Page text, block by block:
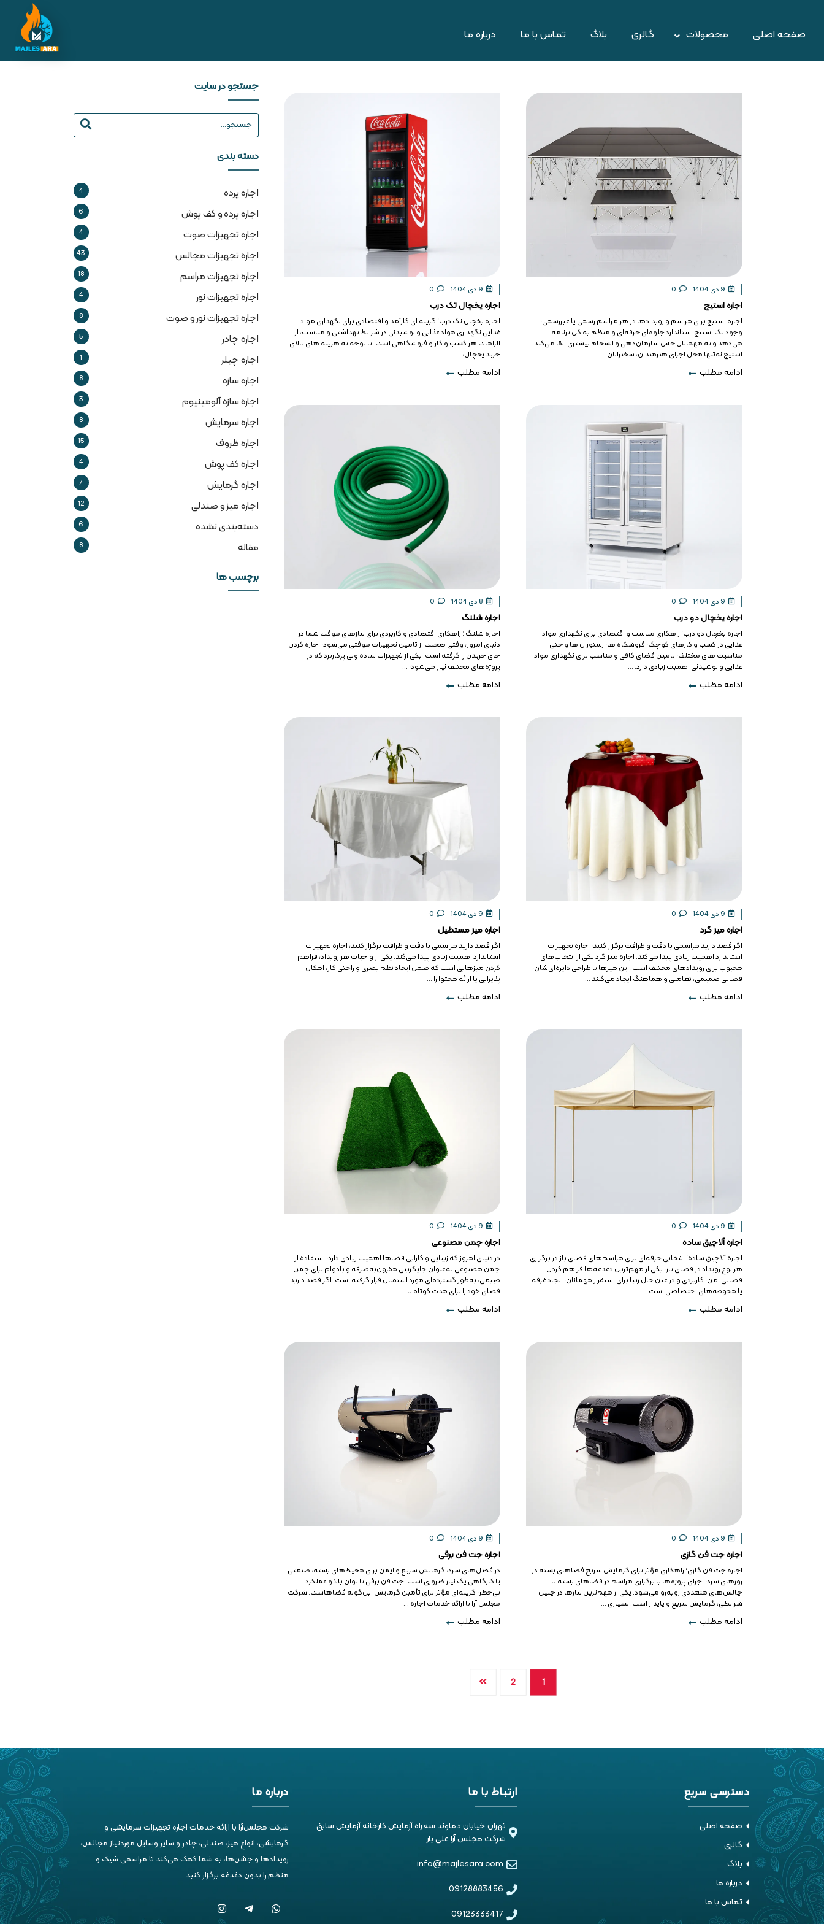
صفحه اصلی محصولات گالری بلاگ تماس با ما درباره ما
اجاره استیج
اجاره استیج برای مراسم و رویدادها در هر مراسم رسمی یا غیررسمی،
وجود یک استیج استاندارد جلوه‌ای حرفه‌ای و منظم به کل برنامه
می‌دهد و به مهمانان حس سازمان‌دهی و انسجام بیشتری القا می‌کند.
استیج نه‌تنها محل اجرای هنرمندان، سخنرانان ...
ادامه مطلب
اجاره یخچال تک درب
اجاره یخچال تک درب؛ گزینه ای کارآمد و اقتصادی برای نگهداری مواد
غذایی نگهداری مواد غذایی و نوشیدنی در شرایط بهداشتی و مناسب، از
الزامات هر کسب و کار و فروشگاهی است. با توجه به هزینه های بالای
خرید یخچال، ...
ادامه مطلب
اجاره یخچال دو درب
اجاره یخچال دو درب؛ راهکاری مناسب و اقتصادی برای نگهداری مواد
غذایی در کسب و کارهای کوچک، فروشگاه ها، رستوران ها و حتی
مناسبت های مختلف، تامین فضای کافی و مناسب برای نگهداری مواد
غذایی و نوشیدنی اهمیت زیادی دارد. ...
ادامه مطلب
اجاره شلنگ
اجاره شلنگ ؛ راهکاری اقتصادی و کاربردی برای نیازهای موقت شما در
دنیای امروز، وقتی صحبت از تامین تجهیزات موقتی می‌شود، اجاره کردن
جای خریدن را گرفته است. یکی از تجهیزات ساده ولی پرکاربرد که در
پروژه‌های مختلف نیاز می‌شود، ...
ادامه مطلب
اجاره میز گرد
اگر قصد دارید مراسمی با دقت و ظرافت برگزار کنید، اجاره تجهیزات
استاندارد اهمیت زیادی پیدا می‌کند. اجاره میز گرد یکی از انتخاب‌های
محبوب برای رویدادهای مختلف است. این میزها با طراحی دایره‌ای‌شان،
فضایی صمیمی، تعاملی و هماهنگ ایجاد می‌کنند ...
ادامه مطلب
اجاره میز مستطیل
اگر قصد دارید مراسمی با دقت و ظرافت برگزار کنید، اجاره تجهیزات
استاندارد اهمیت زیادی پیدا می‌کند. یکی از واجبات هر رویداد، فراهم
کردن میزهایی است که ضمن ایجاد نظم بصری و راحتی کار، امکان
پذیرایی یا ارائه محتوا را ...
ادامه مطلب
اجاره آلاچیق ساده
اجاره آلاچیق ساده؛ انتخابی حرفه‌ای برای مراسم‌های فضای باز در برگزاری
هر نوع رویداد در فضای باز، یکی از مهم‌ترین دغدغه‌ها فراهم کردن
فضایی امن، کاربردی و در عین حال زیبا برای استقرار مهمانان، ایجاد غرفه
یا محوطه‌های اختصاصی است. ...
ادامه مطلب
اجاره چمن مصنوعی
در دنیای امروز که زیبایی و کارایی فضاها اهمیت زیادی دارد، استفاده از
چمن مصنوعی به‌عنوان جایگزینی مقرون‌به‌صرفه و بادوام برای چمن
طبیعی، به‌طور گسترده‌ای مورد استقبال قرار گرفته است. اگر قصد دارید
فضای خود را برای مدت کوتاه یا ...
ادامه مطلب
اجاره جت فن گازی
اجاره جت فن گازی؛ راهکاری مؤثر برای گرمایش سریع فضاهای بسته در
روزهای سرد، اجرای پروژه‌ها یا برگزاری مراسم در فضاهای بسته با
چالش‌های متعددی روبه‌رو می‌شود. یکی از مهم‌ترین نیازها در چنین
شرایطی، گرمایش سریع و پایدار است. بسیاری ...
ادامه مطلب
اجاره جت فن برقی
در فصل‌های سرد، گرمایش سریع و ایمن برای محیط‌های بسته، صنعتی
یا کارگاهی یک نیاز ضروری است. جت فن برقی با توان بالا و عملکرد
بی‌خطر، گزینه‌ای مؤثر برای تأمین گرمایش این‌گونه فضاهاست. شرکت
مجلس آرا با ارائه خدمات اجاره ...
ادامه مطلب
1
2
جستجو در سایت
دسته بندی
اجاره پرده 4
اجاره پرده و کف پوش 6
اجاره تجهیزات صوت 4
اجاره تجهیزات مجالس 43
اجاره تجهیزات مراسم 18
اجاره تجهیزات نور 4
اجاره تجهیزات نور و صوت 8
اجاره چادر 5
اجاره چیلر 1
اجاره سازه 8
اجاره سازه آلومینیوم 3
اجاره سرمایش 8
اجاره ظروف 15
اجاره کف پوش 4
اجاره گرمایش 7
اجاره میز و صندلی 12
دسته‌بندی نشده 6
مقاله 8
برچسب ها
دسترسی سریع
صفحه اصلی
گالری
بلاگ
درباره ما
تماس با ما
ارتباط با ما
تهران خیابان دماوند سه راه آزمایش کارخانه آزمایش سابق
شرکت مجلس آرا علی یار
info@majlesara.com
09128883456
09123333417
درباره ما
شرکت مجلس‌آرا با ارائه خدمات اجاره تجهیزات سرمایشی و
گرمایشی، انواع میز، صندلی، چادر و سایر وسایل موردنیاز مجالس،
رویدادها و جشن‌ها، به شما کمک می‌کند تا مراسمی شیک و
منظم را بدون دغدغه برگزار کنید.